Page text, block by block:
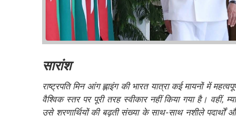
सारांश
राष्ट्रपति मिन आंग ह्लाइंग की भारत यात्रा कई मायनों में
वैश्विक स्तर पर पूरी तरह स्वीकार नहीं किया गया है। वहीं,
उसे शरणार्थियों की बढ़ती संख्या के साथ-साथ नशीले पदार्थों